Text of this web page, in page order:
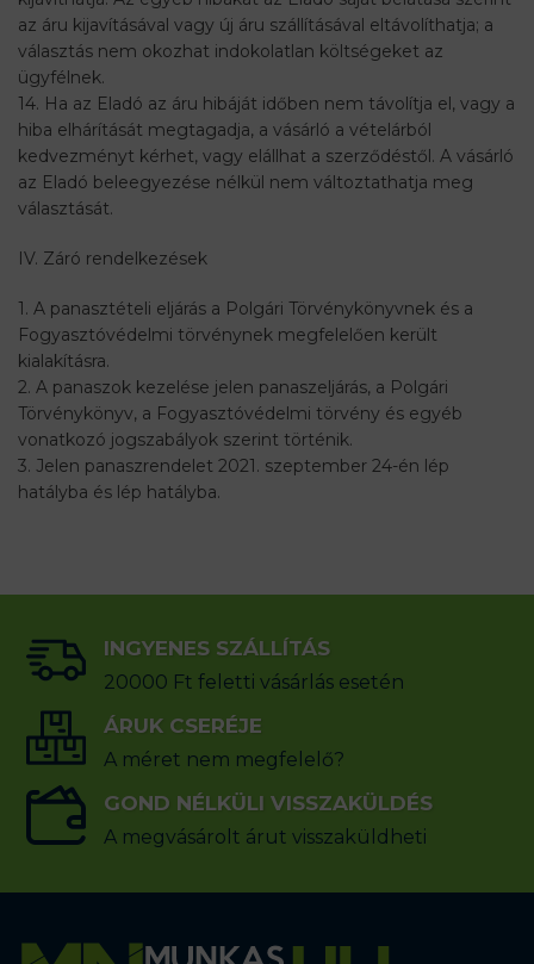
az áru kijavításával vagy új áru szállításával eltávolíthatja; a
választás nem okozhat indokolatlan költségeket az
ügyfélnek.
14. Ha az Eladó az áru hibáját időben nem távolítja el, vagy a
hiba elhárítását megtagadja, a vásárló a vételárból
kedvezményt kérhet, vagy elállhat a szerződéstől. A vásárló
az Eladó beleegyezése nélkül nem változtathatja meg
választását.
IV. Záró rendelkezések
1. A panasztételi eljárás a Polgári Törvénykönyvnek és a
Fogyasztóvédelmi törvénynek megfelelően került
kialakításra.
2. A panaszok kezelése jelen panaszeljárás, a Polgári
Törvénykönyv, a Fogyasztóvédelmi törvény és egyéb
vonatkozó jogszabályok szerint történik.
3. Jelen panaszrendelet 2021. szeptember 24-én lép
hatályba és lép hatályba.
INGYENES SZÁLLÍTÁS
20000 Ft feletti vásárlás esetén
ÁRUK CSERÉJE
A méret nem megfelelő?
GOND NÉLKÜLI VISSZAKÜLDÉS
A megvásárolt árut visszaküldheti